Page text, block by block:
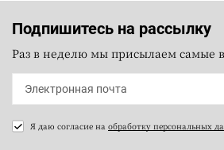
Подпишитесь на рассылку
Раз в неделю мы присылаем самые
Я даю согласие на обработку персональных